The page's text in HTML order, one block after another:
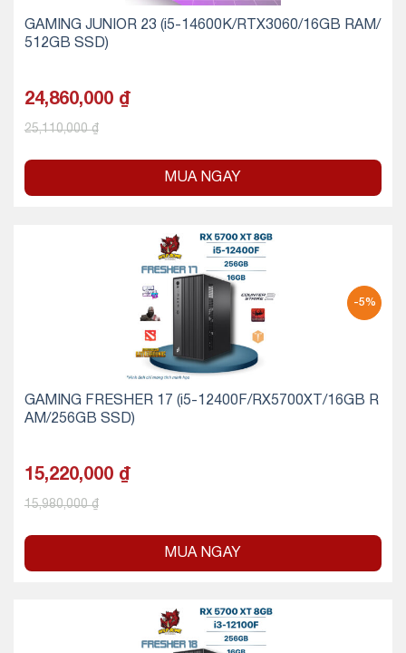
GAMING JUNIOR 23 (i5-14600K/RTX3060/16GB RAM/
512GB SSD)
24,860,000 ₫
25,110,000₫
MUA NGAY
-5%
GAMING FRESHER 17 (i5-12400F/RX5700XT/16GB R
AM/256GB SSD)
15,220,000 ₫
15,980,000₫
MUA NGAY